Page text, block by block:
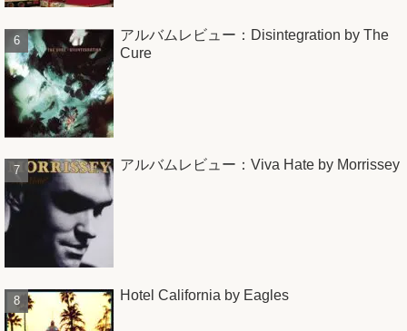
アルバムレビュー：Disintegration by The
Cure
アルバムレビュー：Viva Hate by Morrissey
Hotel California by Eagles